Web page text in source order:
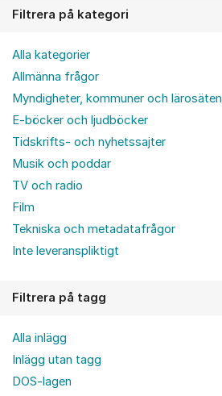
Filtrera på kategori
Alla kategorier
Allmänna frågor
Myndigheter, kommuner och lärosäten
E-böcker och ljudböcker
Tidskrifts- och nyhetssajter
Musik och poddar
TV och radio
Film
Tekniska och metadatafrågor
Inte leveranspliktigt
Filtrera på tagg
Alla inlägg
Inlägg utan tagg
DOS-lagen